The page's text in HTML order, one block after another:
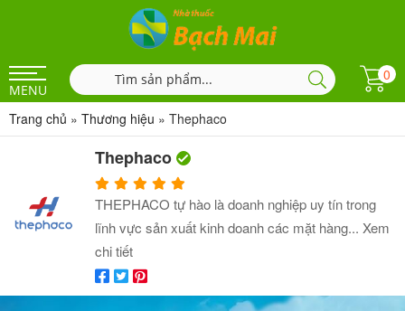
MENU
0
Trang chủ » Thương hiệu » Thephaco
Thephaco
THEPHACO tự hào là doanh nghiệp uy tín trong
lĩnh vực sản xuất kinh doanh các mặt hàng... Xem
chi tiết